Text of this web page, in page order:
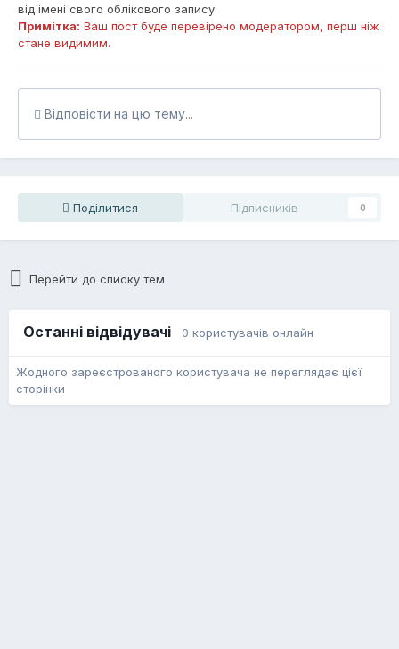
від імені свого облікового запису.
Примітка: Ваш пост буде перевірено модератором, перш ніж
стане видимим.
Відповісти на цю тему...
Поділитися Підписників 0
Перейти до списку тем
Останні відвідувачі 0 користувачів онлайн
Жодного зареєстрованого користувача не переглядає цієї
сторінки